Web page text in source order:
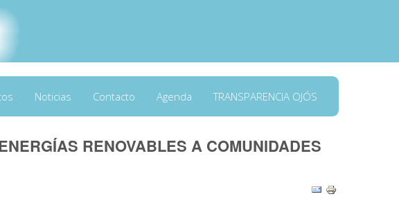
Noticias Contacto Agenda TRANSPARENCIA OJÓS
RENOVABLES A COMUNIDADES